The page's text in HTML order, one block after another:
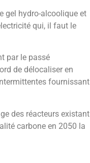
gel hydro-alcoolique et
qui, il faut le
par le passé
de délocaliser en
fournissant
des réacteurs existant
carbone en 2050 la